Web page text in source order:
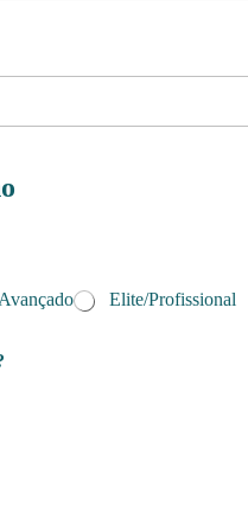
Avançado Elite/Profissional